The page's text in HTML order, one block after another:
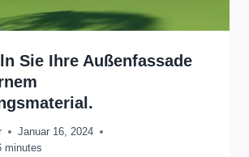
Sie Ihre Außenfassade
Januar 16, 2024
minutes